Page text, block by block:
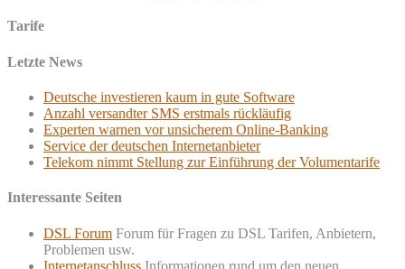
Tarife
Letzte News
Deutsche investieren kaum in gute Software
Anzahl versandter SMS erstmals rückläufig
Experten warnen vor unsicherem Online-Banking
Service der deutschen Internetanbieter
Telekom nimmt Stellung zur Einführung der Volumentarife
Interessante Seiten
DSL Forum Forum für Fragen zu DSL Tarifen, Anbietern,
Problemen usw.
Internetanschluss Informationen rund um den neuen